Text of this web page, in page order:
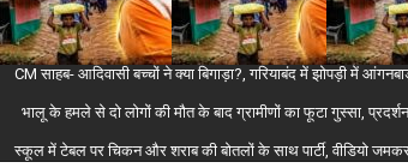
CM साहब- आदिवासी बच्चों ने क्या बिगाड़ा?, गरियाबंद में झोपड़ी में
भालू के हमले से दो लोगों की मौत के बाद ग्रामीणों का फूटा गुस्सा,
स्कूल में टेबल पर चिकन और शराब की बोतलों के साथ पार्टी, वीडियो